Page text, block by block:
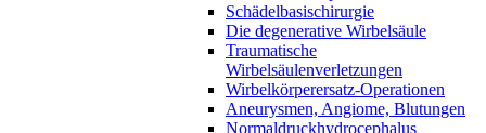
Schädelbasischirurgie
Die degenerative Wirbelsäule
Traumatische
Wirbelsäulenverletzungen
Wirbelkörperersatz-Operationen
Aneurysmen, Angiome, Blutungen
Normaldruckhydrocephalus